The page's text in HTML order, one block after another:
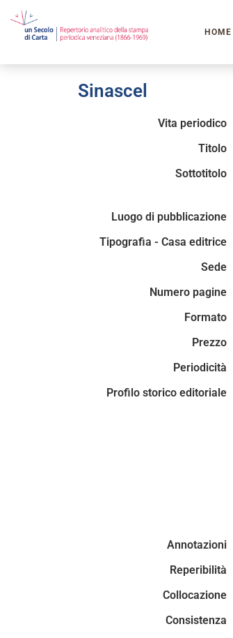
HOME
Sinascel
Vita periodico
Titolo
Sottotitolo
Luogo di pubblicazione
Tipografia - Casa editrice
Sede
Numero pagine
Formato
Prezzo
Periodicità
Profilo storico editoriale
Annotazioni
Reperibilità
Collocazione
Consistenza